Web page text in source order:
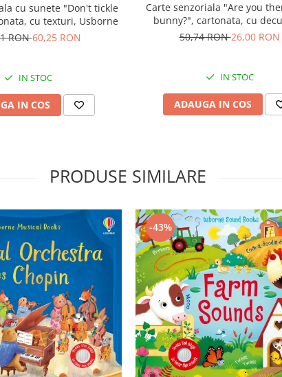
cu sunete "Don't tickle
cu texturi, Usborne
RON60,25 RON
IN STOC
IN COS
Carte senzoriala "Are you
bunny?", cartonata, cu
Usborne
50,74 RON26,00 RON
IN STOC
ADAUGA IN COS
PRODUSE SIMILARE
-43%